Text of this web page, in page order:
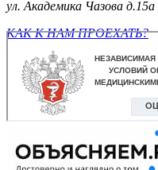
ул. Академика Чазова д.15а
КАК К НАМ ПРОЕХАТЬ?